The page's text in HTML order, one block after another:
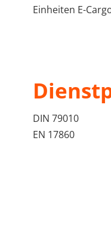
Einheiten E-
DIN 79010
EN 17860